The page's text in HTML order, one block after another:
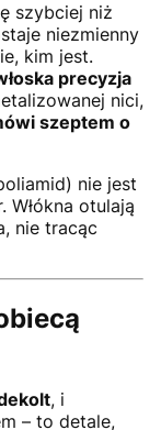
szybciej niż
niezmienny
kim jest.
precyzja
nici,
szeptem o
nie jest
otulają
nie tracąc
, i
– to detale,